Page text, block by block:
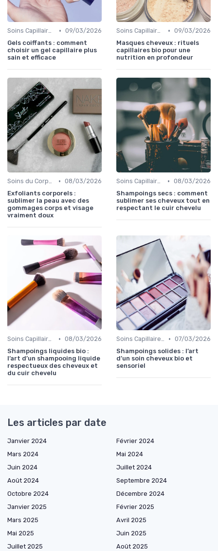
Soins Capillaires Bio • 09/03/2026
Gels coiffants : comment
choisir un gel capillaire plus
sain et efficace
Soins Capillaires Bio • 09/03/2026
Masques cheveux : rituels
capillaires bio pour une
nutrition en profondeur
Soins du Corps Bio • 08/03/2026
Exfoliants corporels :
sublimer la peau avec des
gommages corps et visage
vraiment doux
Soins Capillaires Bio • 08/03/2026
Shampoings secs : comment
sublimer ses cheveux tout en
respectant le cuir chevelu
Soins Capillaires Bio • 08/03/2026
Shampoings liquides bio :
l’art d’un shampooing liquide
respectueux des cheveux et
du cuir chevelu
Soins Capillaires Bio • 07/03/2026
Shampoings solides : l’art
d’un soin cheveux bio et
sensoriel
Les articles par date
Janvier 2024
Février 2024
Mars 2024
Mai 2024
Juin 2024
Juillet 2024
Août 2024
Septembre 2024
Octobre 2024
Décembre 2024
Janvier 2025
Février 2025
Mars 2025
Avril 2025
Mai 2025
Juin 2025
Juillet 2025
Août 2025